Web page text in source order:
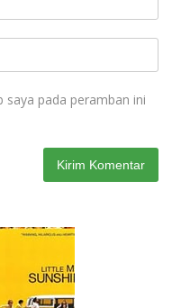
saya pada peramban ini